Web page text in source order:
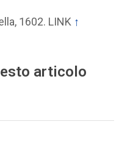
1602. LINK ↑
articolo